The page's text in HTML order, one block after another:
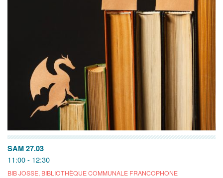
SAM 27.03
11:00 - 12:30
BIB JOSSE, BIBLIOTHÈQUE COMMUNALE FRANCOPHONE